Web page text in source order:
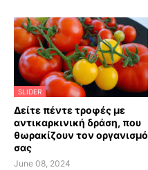
SLIDER
Δείτε πέντε τροφές με
αντικαρκινική δράση, που
θωρακίζουν τον οργανισμό
σας
June 08, 2024